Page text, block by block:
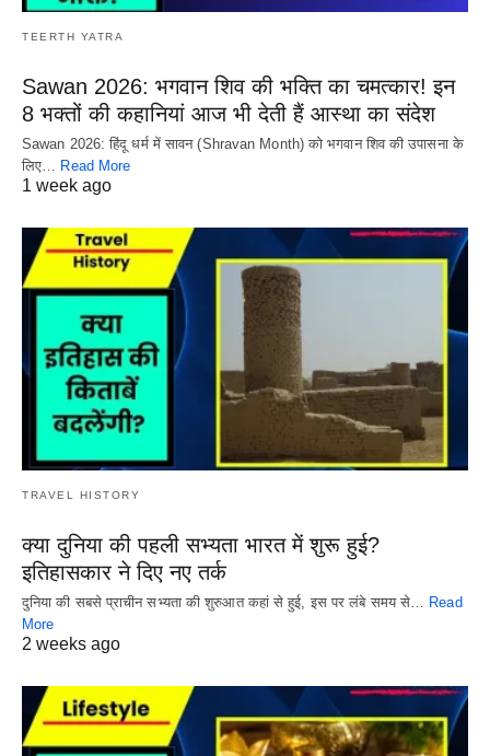
TEERTH YATRA
Sawan 2026: भगवान शिव की भक्ति का चमत्कार! इन
8 भक्तों की कहानियां आज भी देती हैं आस्था का संदेश
Sawan 2026: हिंदू धर्म में सावन (Shravan Month) को भगवान शिव की उपासना के
लिए…
Read More
1 week ago
TRAVEL HISTORY
क्या दुनिया की पहली सभ्यता भारत में शुरू हुई?
इतिहासकार ने दिए नए तर्क
दुनिया की सबसे प्राचीन सभ्यता की शुरुआत कहां से हुई, इस पर लंबे समय से… Read
More
2 weeks ago